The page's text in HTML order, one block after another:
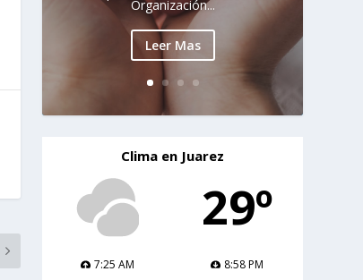
Organización...
Leer Mas
Clima en Juarez
29º
7:25 AM
8:58 PM